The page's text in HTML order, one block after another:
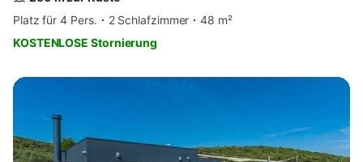
Platz für 4 Pers.
2 Schlafzimmer
48 m²
KOSTENLOSE Stornierung